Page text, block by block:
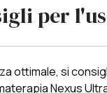
per
ottimale, si
Nexus